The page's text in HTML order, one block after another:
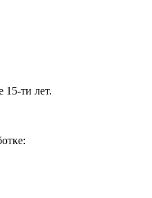
15-ти лет.